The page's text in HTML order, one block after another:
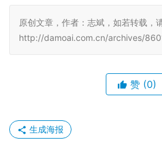
原创文章，作者：志斌，如若转载，
http://damoai.com.cn/archives/
赞 (0)
生成海报